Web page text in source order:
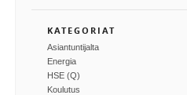
KATEGORIAT
Asiantuntijalta
Energia
HSE (Q)
Koulutus